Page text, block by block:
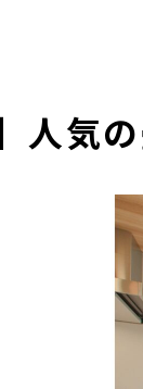
人気